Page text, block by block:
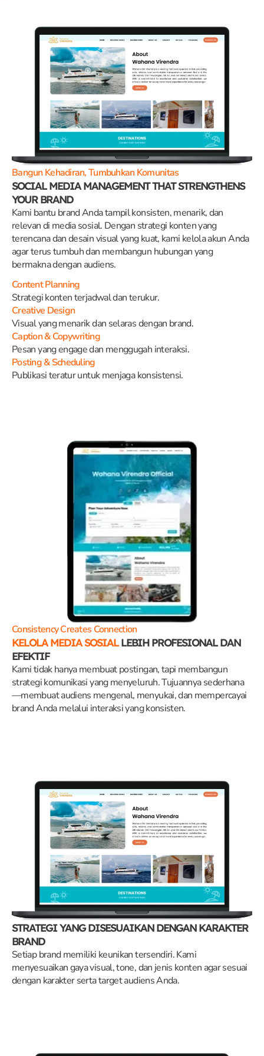
Bangun Kehadiran, Tumbuhkan Komunitas
SOCIAL MEDIA MANAGEMENT THAT STRENGTHENS
YOUR BRAND
Kami bantu brand Anda tampil konsisten, menarik, dan
relevan di media sosial. Dengan strategi konten yang
terencana dan desain visual yang kuat, kami kelola akun Anda
agar terus tumbuh dan membangun hubungan yang
bermakna dengan audiens.
Content Planning
Strategi konten terjadwal dan terukur.
Creative Design
Visual yang menarik dan selaras dengan brand.
Caption & Copywriting
Pesan yang engage dan menggugah interaksi.
Posting & Scheduling
Publikasi teratur untuk menjaga konsistensi.
Consistency Creates Connection
KELOLA MEDIA SOSIALLEBIH PROFESIONAL DAN
EFEKTIF
Kami tidak hanya membuat postingan, tapi membangun
strategi komunikasi yang menyeluruh. Tujuannya sederhana
—membuat audiens mengenal, menyukai, dan mempercayai
brand Anda melalui interaksi yang konsisten.
STRATEGI YANG DISESUAIKAN DENGAN KARAKTER
BRAND
Setiap brand memiliki keunikan tersendiri. Kami
menyesuaikan gaya visual, tone, dan jenis konten agar sesuai
dengan karakter serta target audiens Anda.